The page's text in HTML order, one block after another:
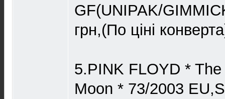
GF(UNIPAK/
грн,(По ціні
5.PINK FLOYD *
Moon * 73/2003